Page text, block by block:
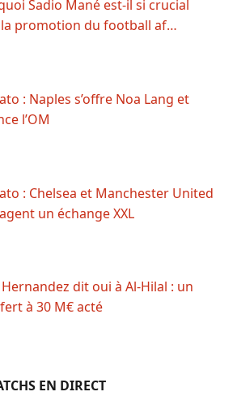
Sadio Mané est-il si crucial
promotion du football af…
: Naples s’offre Noa Lang et
l’OM
: Chelsea et Manchester United
un échange XXL
dit oui à Al-Hilal : un
à 30 M€ acté
EN DIRECT